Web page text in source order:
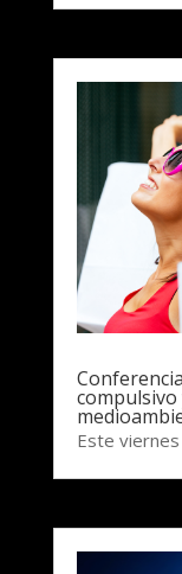
compulsivo
Este